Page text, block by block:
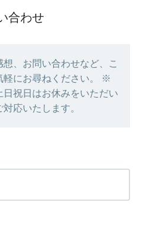
合わせ
、お問い合わせなど、こ
軽にお尋ねください。 ※
祝日はお休みをいただい
応いたします。